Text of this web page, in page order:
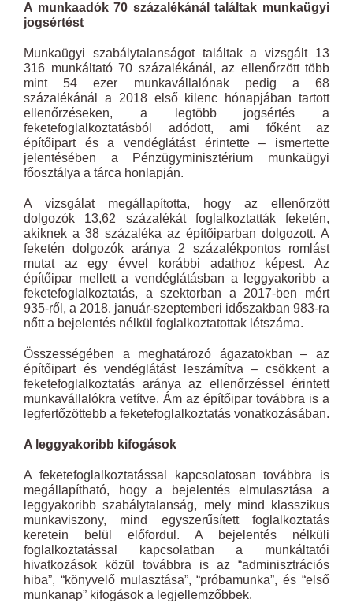
A munkaadók 70 százalékánál találtak munkaügyi
jogsértést
Munkaügyi szabálytalanságot találtak a vizsgált 13
316 munkáltató 70 százalékánál, az ellenőrzött több
mint 54 ezer munkavállalónak pedig a 68
százalékánál a 2018 első kilenc hónapjában tartott
ellenőrzéseken, a legtöbb jogsértés a
feketefoglalkoztatásból adódott, ami főként az
építőipart és a vendéglátást érintette – ismertette
jelentésében a Pénzügyminisztérium munkaügyi
főosztálya a tárca honlapján.
A vizsgálat megállapította, hogy az ellenőrzött
dolgozók 13,62 százalékát foglalkoztatták feketén,
akiknek a 38 százaléka az építőiparban dolgozott. A
feketén dolgozók aránya 2 százalékpontos romlást
mutat az egy évvel korábbi adathoz képest. Az
építőipar mellett a vendéglátásban a leggyakoribb a
feketefoglalkoztatás, a szektorban a 2017-ben mért
935-ről, a 2018. január-szeptemberi időszakban 983-ra
nőtt a bejelentés nélkül foglalkoztatottak létszáma.
Összességében a meghatározó ágazatokban – az
építőipart és vendéglátást leszámítva – csökkent a
feketefoglalkoztatás aránya az ellenőrzéssel érintett
munkavállalókra vetítve. Ám az építőipar továbbra is a
legfertőzöttebb a feketefoglalkoztatás vonatkozásában.
A leggyakoribb kifogások
A feketefoglalkoztatással kapcsolatosan továbbra is
megállapítható, hogy a bejelentés elmulasztása a
leggyakoribb szabálytalanság, mely mind klasszikus
munkaviszony, mind egyszerűsített foglalkoztatás
keretein belül előfordul. A bejelentés nélküli
foglalkoztatással kapcsolatban a munkáltatói
hivatkozások közül továbbra is az “adminisztrációs
hiba”, “könyvelő mulasztása”, “próbamunka”, és “első
munkanap” kifogások a legjellemzőbbek.